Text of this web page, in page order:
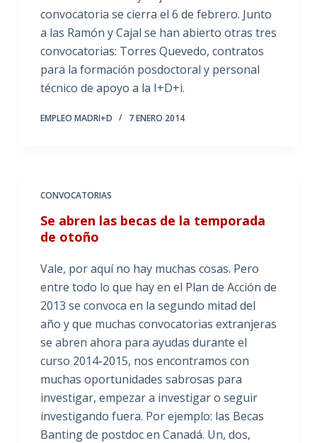
convocatoria se cierra el 6 de febrero. Junto
a las Ramón y Cajal se han abierto otras tres
convocatorias: Torres Quevedo, contratos
para la formación posdoctoral y personal
técnico de apoyo a la I+D+i.
EMPLEO MADRI+D 7 ENERO 2014
CONVOCATORIAS
Se abren las becas de la temporada
de otoño
Vale, por aquí no hay muchas cosas. Pero
entre todo lo que hay en el Plan de Acción de
2013 se convoca en la segundo mitad del
año y que muchas convocatorias extranjeras
se abren ahora para ayudas durante el
curso 2014-2015, nos encontramos con
muchas oportunidades sabrosas para
investigar, empezar a investigar o seguir
investigando fuera. Por ejemplo: las Becas
Banting de postdoc en Canadá. Un, dos,